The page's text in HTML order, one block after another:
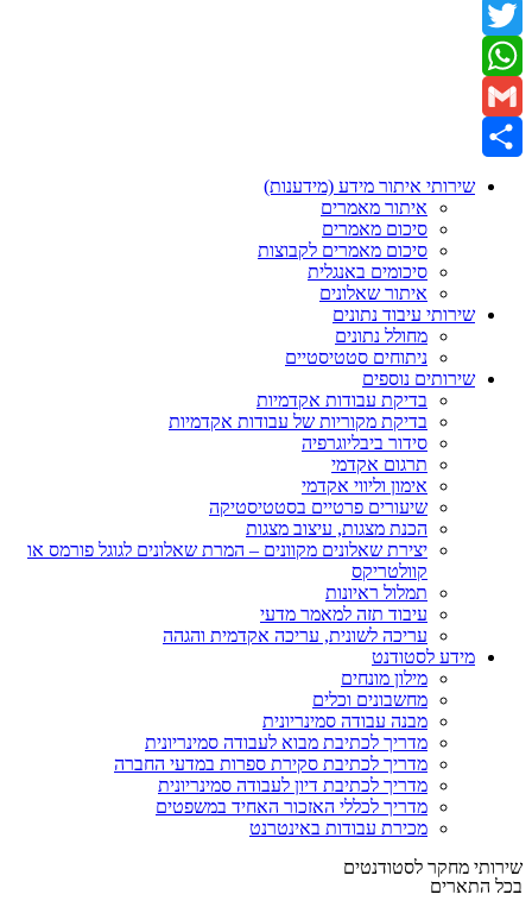
Facebook
Twitter
WhatsApp
Gmail
שירותי איתור מידע (מידענות)
איתור מאמרים
סיכום מאמרים
סיכום מאמרים לקבוצות
סיכומים באנגלית
איתור שאלונים
שירותי עיבוד נתונים
מחולל נתונים
ניתוחים סטטיסטיים
שירותים נוספים
בדיקת עבודות אקדמיות
בדיקת מקוריות של עבודות אקדמיות
סידור ביבליוגרפיה
תרגום אקדמי
אימון וליווי אקדמי
שיעורים פרטיים בסטטיסטיקה
הכנת מצגות, עיצוב מצגות
יצירת שאלונים מקוונים – המרת שאלונים לגוגל פורמס או
קוולטריקס
תמלול ראיונות
עיבוד תזה למאמר מדעי
עריכה לשונית, עריכה אקדמית והגהה
מידע לסטודנט
מילון מונחים
מחשבונים וכלים
מבנה עבודה סמינריונית
מדריך לכתיבת מבוא לעבודה סמינריונית
מדריך לכתיבת סקירת ספרות במדעי החברה
מדריך לכתיבת דיון לעבודה סמינריונית
מדריך לכללי האזכור האחיד במשפטים
מכירת עבודות באינטרנט
שירותי מחקר לסטודנטים
בכל התארים